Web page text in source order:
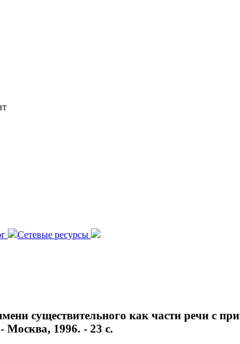
Сетевые ресурсы
существительного как части речи с
Москва, 1996. - 23 с.